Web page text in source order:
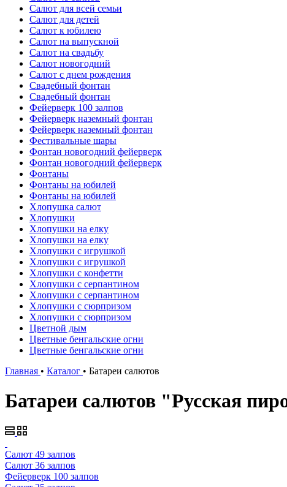
Салют для всей семьи
Салют для детей
Салют к юбилею
Салют на выпускной
Салют на свадьбу
Салют новогодний
Салют с днем рождения
Свадебный фонтан
Свадебный фонтан
Фейерверк 100 залпов
Фейерверк наземный фонтан
Фейерверк наземный фонтан
Фестивальные шары
Фонтан новогодний фейерверк
Фонтан новогодний фейерверк
Фонтаны
Фонтаны на юбилей
Фонтаны на юбилей
Хлопушка салют
Хлопушки
Хлопушки на елку
Хлопушки на елку
Хлопушки с игрушкой
Хлопушки с игрушкой
Хлопушки с конфетти
Хлопушки с серпантином
Хлопушки с серпантином
Хлопушки с сюрпризом
Хлопушки с сюрпризом
Цветной дым
Цветные бенгальские огни
Цветные бенгальские огни
Главная • Каталог • Батареи салютов
Батареи салютов "Русская
Салют 49 залпов
Салют 36 залпов
Фейерверк 100 залпов